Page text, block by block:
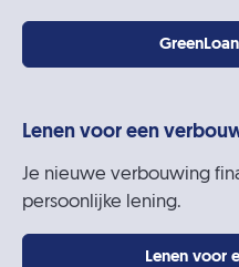
Lenen voor een
Je nieuwe verbouwing
persoonlijke lening.
Lenen voor